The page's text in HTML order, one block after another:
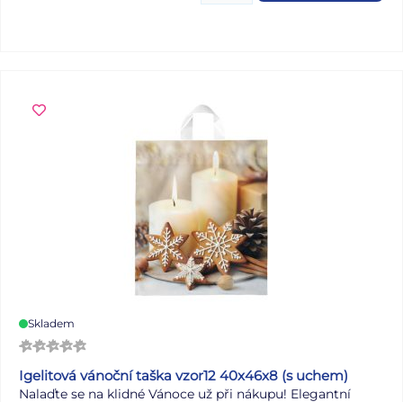
Skladem
Igelitová vánoční taška vzor12 40x46x8 (s uchem)
Nalaďte se na klidné Vánoce už při nákupu! Elegantní